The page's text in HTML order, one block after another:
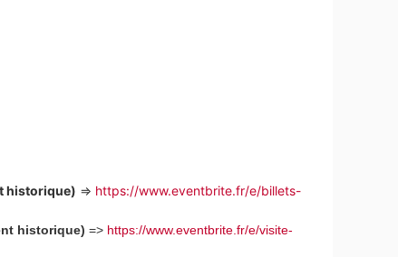
historique) => https://www.eventbrite.fr/e/billets-
historique) => https://www.eventbrite.fr/e/visite-